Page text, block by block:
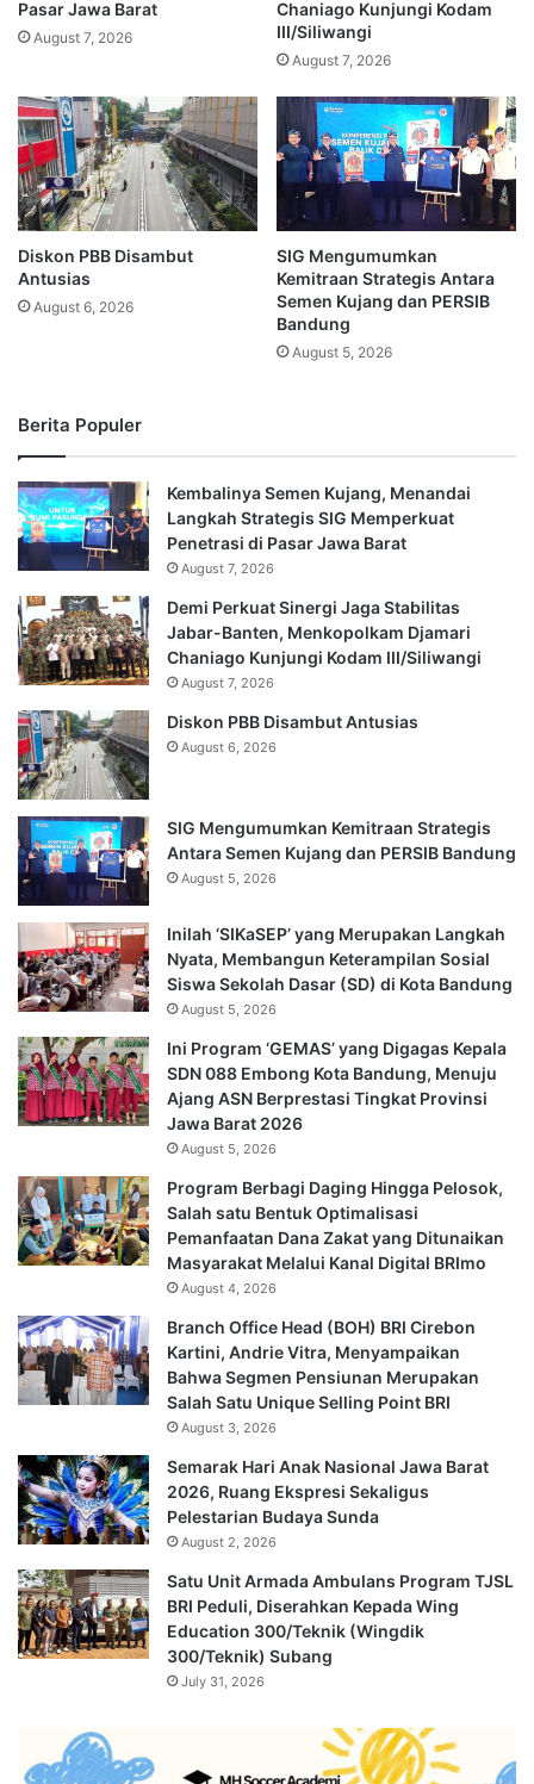
Pasar Jawa Barat
August 7, 2026
Chaniago Kunjungi Kodam
III/Siliwangi
August 7, 2026
Diskon PBB Disambut
Antusias
August 6, 2026
SIG Mengumumkan
Kemitraan Strategis Antara
Semen Kujang dan PERSIB
Bandung
August 5, 2026
Berita Populer
Kembalinya Semen Kujang, Menandai
Langkah Strategis SIG Memperkuat
Penetrasi di Pasar Jawa Barat
August 7, 2026
Demi Perkuat Sinergi Jaga Stabilitas
Jabar-Banten, Menkopolkam Djamari
Chaniago Kunjungi Kodam III/Siliwangi
August 7, 2026
Diskon PBB Disambut Antusias
August 6, 2026
SIG Mengumumkan Kemitraan Strategis
Antara Semen Kujang dan PERSIB Bandung
August 5, 2026
Inilah ‘SIKaSEP’ yang Merupakan Langkah
Nyata, Membangun Keterampilan Sosial
Siswa Sekolah Dasar (SD) di Kota Bandung
August 5, 2026
Ini Program ‘GEMAS’ yang Digagas Kepala
SDN 088 Embong Kota Bandung, Menuju
Ajang ASN Berprestasi Tingkat Provinsi
Jawa Barat 2026
August 5, 2026
Program Berbagi Daging Hingga Pelosok,
Salah satu Bentuk Optimalisasi
Pemanfaatan Dana Zakat yang Ditunaikan
Masyarakat Melalui Kanal Digital BRImo
August 4, 2026
Branch Office Head (BOH) BRI Cirebon
Kartini, Andrie Vitra, Menyampaikan
Bahwa Segmen Pensiunan Merupakan
Salah Satu Unique Selling Point BRI
August 3, 2026
Semarak Hari Anak Nasional Jawa Barat
2026, Ruang Ekspresi Sekaligus
Pelestarian Budaya Sunda
August 2, 2026
Satu Unit Armada Ambulans Program TJSL
BRI Peduli, Diserahkan Kepada Wing
Education 300/Teknik (Wingdik
300/Teknik) Subang
July 31, 2026